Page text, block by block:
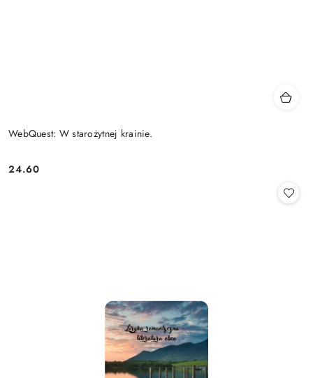
WebQuest: W starożytnej krainie.
Cena:
24.60